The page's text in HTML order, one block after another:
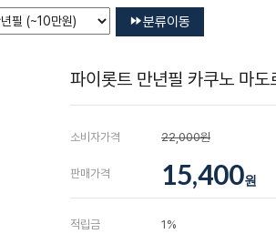
분류이동
파이롯트 만년필 카쿠노 마도
소비자가격 22,000원
판매가격 15,400원
적립금 1%